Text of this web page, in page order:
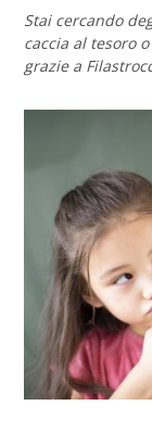
Stai cercando
caccia al tesoro
grazie a